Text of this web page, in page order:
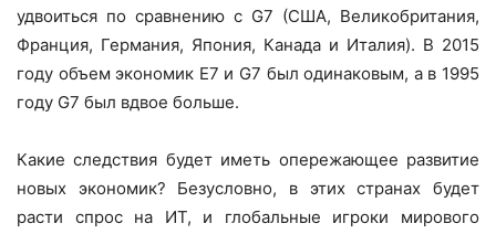
удвоиться по сравнению с G7 (США, Великобритания,
Франция, Германия, Япония, Канада и Италия). В 2015
году объем экономик E7 и G7 был одинаковым, а в 1995
году G7 был вдвое больше.
Какие следствия будет иметь опережающее развитие
новых экономик? Безусловно, в этих странах будет
расти спрос на ИТ, и глобальные игроки мирового